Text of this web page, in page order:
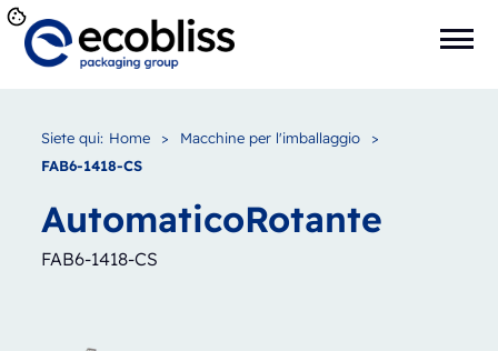
Siete qui: Home > Macchine per l'imballaggio
>
FAB6-1418-CS
AutomaticoRotante
FAB6-1418-CS